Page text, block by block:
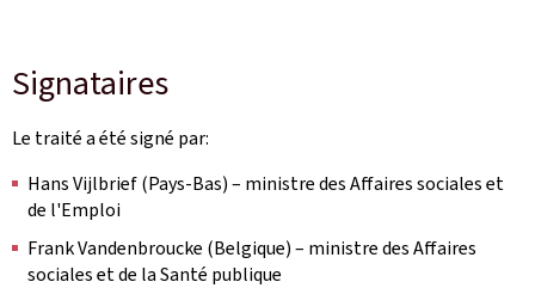
Signataires
Le traité a été signé par:
Hans Vijlbrief (Pays-Bas) – ministre des Affaires sociales et
de l'Emploi
Frank Vandenbroucke (Belgique) – ministre des Affaires
sociales et de la Santé publique